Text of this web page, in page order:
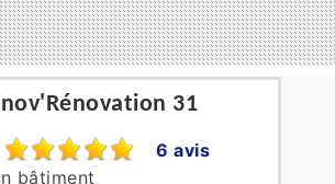
31
6 avis
bâtiment